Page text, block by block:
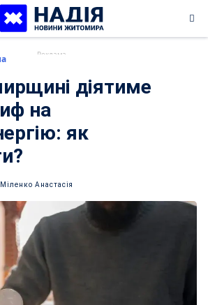
діятиме
на
як
Міленко Анастасія